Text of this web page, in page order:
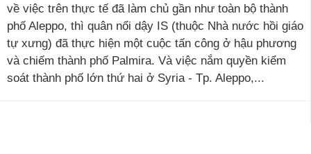
về việc trên thực tế đã làm chủ gần như toàn bộ thành
phố Aleppo, thì quân nổi dậy IS (thuộc Nhà nước hồi giáo
tự xưng) đã thực hiện một cuộc tấn công ở hậu phương
và chiếm thành phố Palmira. Và việc nắm quyền kiểm
soát thành phố lớn thứ hai ở Syria - Tp. Aleppo,...